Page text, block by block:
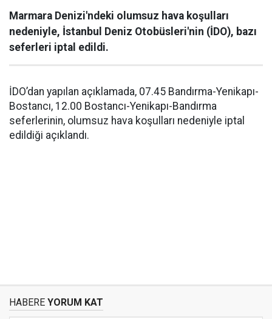
Marmara Denizi'ndeki olumsuz hava koşulları
nedeniyle, İstanbul Deniz Otobüsleri'nin (İDO), bazı
seferleri iptal edildi.
İDO’dan yapılan açıklamada, 07.45 Bandırma-Yenikapı-
Bostancı, 12.00 Bostancı-Yenikapı-Bandırma
seferlerinin, olumsuz hava koşulları nedeniyle iptal
edildiği açıklandı.
HABERE YORUM KAT